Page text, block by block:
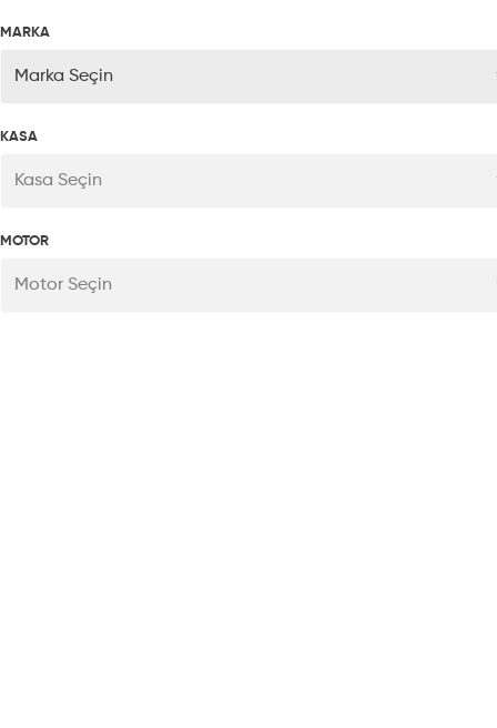
MARKA
Marka Seçin
KASA
Kasa Seçin
MOTOR
Motor Seçin